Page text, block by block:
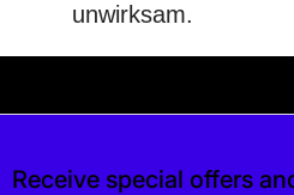
unwirksam.
Receive special offers